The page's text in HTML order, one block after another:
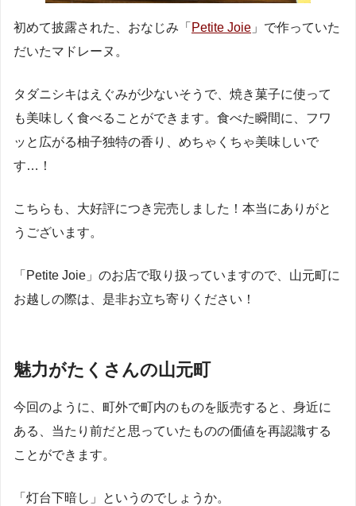
初めて披露された、おなじみ「 Petite Joie 」で作っていた
だいたマドレーヌ。
タダニシキはえぐみが少ないそうで、焼き菓子に使って
も美味しく食べることができます。食べた瞬間に、フワ
ッと広がる柚子独特の香り、めちゃくちゃ美味しいで
す…！
こちらも、大好評につき完売しました！本当にありがと
うございます。
「Petite Joie」のお店で取り扱っていますので、山元町に
お越しの際は、是非お立ち寄りください！
魅力がたくさんの山元町
今回のように、町外で町内のものを販売すると、身近に
ある、当たり前だと思っていたものの価値を再認識する
ことができます。
「灯台下暗し」というのでしょうか。